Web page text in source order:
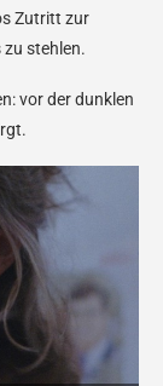
Zutritt zur
stehlen.
vor der dunklen